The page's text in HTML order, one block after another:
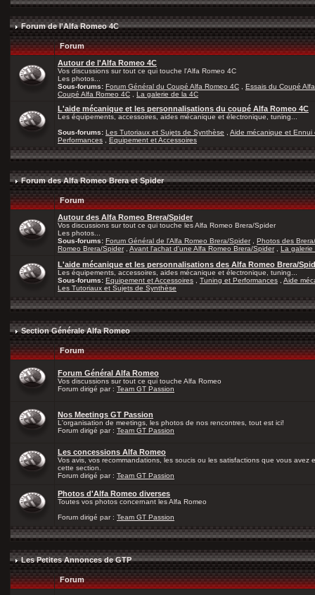
Forum de l'Alfa Romeo 4C
Forum
Autour de l'Alfa Romeo 4C
Vos discussions sur tout ce qui touche l'Alfa Romeo 4C
Les photos...
Sous-forums: Forum Général du Coupé Alfa Romeo 4C
Essais du Coupé
Coupé Alfa Romeo 4C
La galerie de la 4C
L'aide mécanique et les personnalisations du coupé Alfa Romeo 4C
Les équipements, accessoires, aides mécanique et électronique, tuning...
Sous-forums: Les Tutoriaux et Sujets de Synthèse
Aide mécanique et Ennui
Performances
Equipement et Accessoires
Forum des Alfa Romeo Brera et Spider
Forum
Autour des Alfa Romeo Brera/Spider
Vos discussions sur tout ce qui touche les Alfa Romeo Brera/Spider
Les photos...
Sous-forums: Forum Général de l'Alfa Romeo Brera/Spider, Photos des
Romeo Brera/Spider, Avant l'achat d'une Alfa Romeo Brera/Spider, La galerie
L'aide mécanique et les personnalisations des Alfa Romeo Brera/
Les équipements, accessoires, aides mécanique et électronique, tuning...
Sous-forums: Equipement et Accessoires Tuning et Performances
Aide
Les Tutoriaux et Sujets de Synthèse
Section Générale Alfa Romeo
Forum
Forum Général Alfa Romeo
Vos discussions sur tout ce qui touche Alfa Romeo
Forum dirigé par : Team GT Passion
Nos Meetings GT Passion
L'organisation de meetings, les photos de nos rencontres, tout est ici!
Forum dirigé par : Team GT Passion
Les concessions Alfa Romeo
Vos avis, vos recommandations, les soucis ou les satisfactions que vous avez
cette section.
Forum dirigé par : Team GT Passion
Photos d'Alfa Romeo diverses
Toutes vos photos concernant les Alfa Romeo
Forum dirigé par : Team GT Passion
Les Petites Annonces de GTP
Forum